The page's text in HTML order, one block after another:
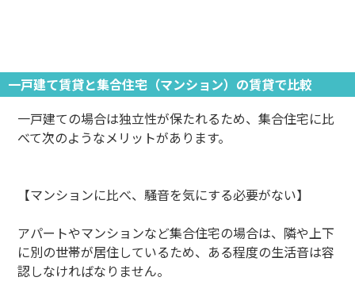
一戸建て賃貸と集合住宅（マンション）の賃貸で比較
一戸建ての場合は独立性が保たれるため、集合住宅に比
べて次のようなメリットがあります。
【マンションに比べ、騒音を気にする必要がない】
アパートやマンションなど集合住宅の場合は、隣や上下
に別の世帯が居住しているため、ある程度の生活音は容
認しなければなりません。